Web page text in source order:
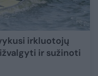
irkluotojų
ir sužinoti